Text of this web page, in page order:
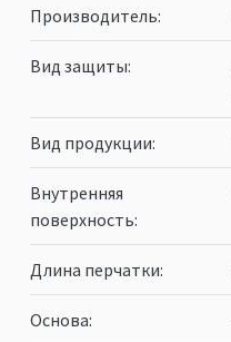
Производитель
Вид защиты
Вид продукции
Внутренняя
поверхность
Длина перчатки
Основа